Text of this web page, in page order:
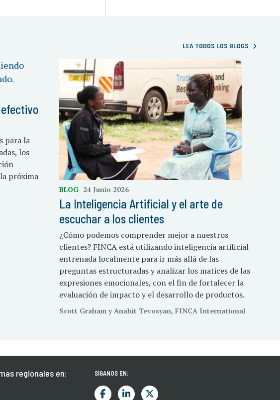
LEA TODOS LOS BLOGS
para la
los
próxima
BLOG 24 Junio 2026
La Inteligencia Artificial y el arte de
escuchar a los clientes
¿Cómo podemos comprender mejor a nuestros
clientes? FINCA está utilizando inteligencia artificial
entrenada localmente para ir más allá de las
preguntas estructuradas y analizar los matices de las
expresiones emocionales, con el fin de fortalecer la
evaluación de impacto y el desarrollo de productos.
Scott Graham y Anahit Tevosyan, FINCA International
regionales en:
SÍGANOS EN: